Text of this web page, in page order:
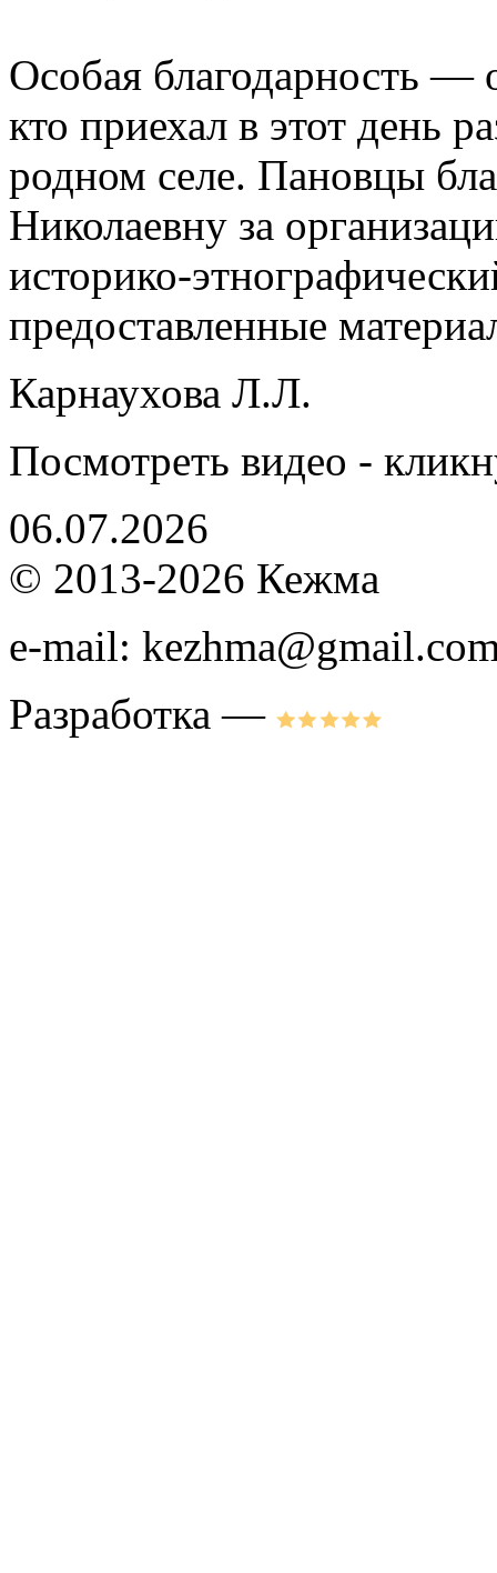
Особая благодарность —
кто приехал в этот день
родном селе. Пановцы
Николаевну за
историко-
предоставленные
Карнаухова Л.Л.
Посмотреть видео -
06.07.2026
© 2013-2026 Кежма
e-mail:
Разработка —